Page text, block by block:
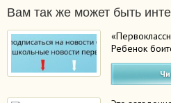
Вам так же может быть
Ребенок